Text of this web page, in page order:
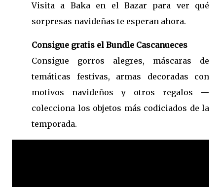
Visita a Baka en el Bazar para ver qué
sorpresas navideñas te esperan ahora.
Consigue gratis el Bundle Cascanueces
Consigue gorros alegres, máscaras de
temáticas festivas, armas decoradas con
motivos navideños y otros regalos —
colecciona los objetos más codiciados de la
temporada.